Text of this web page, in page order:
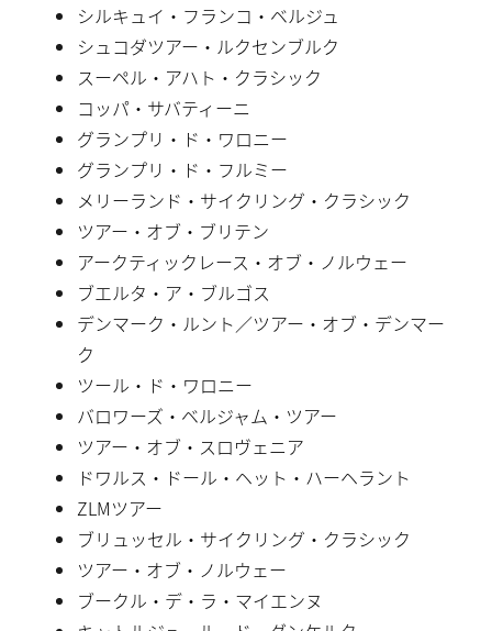
シルキュイ・フランコ・ベルジュ
シュコダツアー・ルクセンブルク
スーペル・アハト・クラシック
コッパ・サバティーニ
グランプリ・ド・ワロニー
グランプリ・ド・フルミー
メリーランド・サイクリング・クラシック
ツアー・オブ・ブリテン
アークティックレース・オブ・ノルウェー
ブエルタ・ア・ブルゴス
デンマーク・ルント／ツアー・オブ・デンマー
ク
ツール・ド・ワロニー
バロワーズ・ベルジャム・ツアー
ツアー・オブ・スロヴェニア
ドワルス・ドール・ヘット・ハーヘラント
ZLMツアー
ブリュッセル・サイクリング・クラシック
ツアー・オブ・ノルウェー
ブークル・デ・ラ・マイエンヌ